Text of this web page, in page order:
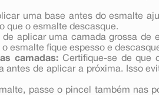
uma base antes do esmalte
que o esmalte descasque.
aplicar uma camada grossa de
esmalte fique espesso e
camadas:Certifique-se de que
antes de aplicar a próxima. Isso
passe o pincel também nas